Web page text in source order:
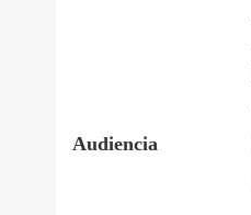
Audiencia